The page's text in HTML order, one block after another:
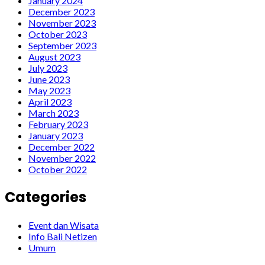
December 2023
November 2023
October 2023
September 2023
August 2023
July 2023
June 2023
May 2023
April 2023
March 2023
February 2023
January 2023
December 2022
November 2022
October 2022
Categories
Event dan Wisata
Info Bali Netizen
Umum